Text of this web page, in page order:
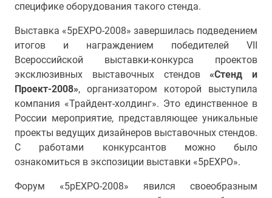
специфике оборудования такого стенда.
Выставка «5pEXPO-2008» завершилась подведением
итогов и награждением победителей VII
Всероссийской выставки-конкурса проектов
эксклюзивных выставочных стендов«Стенд и
Проект-2008», организатором которой выступила
компания «Трайдент-холдинг». Это единственное в
России мероприятие, представляющее уникальные
проекты ведущих дизайнеров выставочных стендов.
С работами конкурсантов можно было
ознакомиться в экспозиции выставки «5pEXPO».
Форум «5pEXPO-2008» явился своеобразным